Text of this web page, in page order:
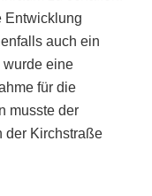
Entwicklung
auch ein
wurde eine
für die
musste der
der Kirchstraße